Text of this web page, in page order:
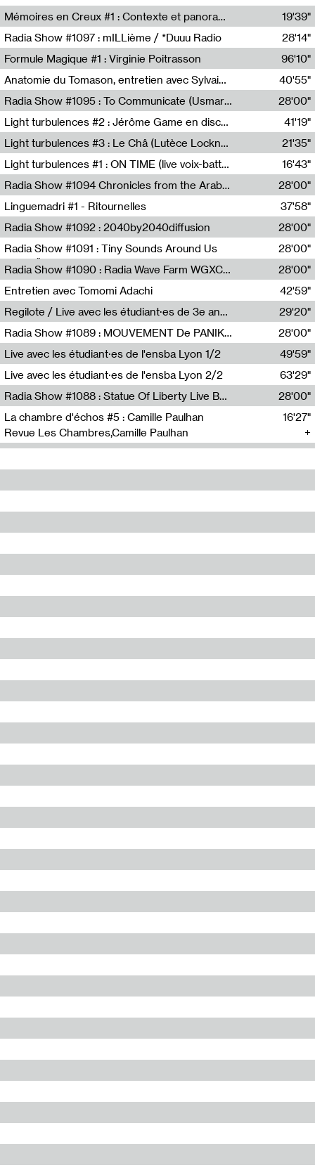
Sophie Auger-Grappin
Mémoires en Creux #1 : Contexte et panorama
Sophie Auger-Grappin
19'39"
Radia Show #1097 : mILLième / *Duuu Radio
28'14"
Formule Magique #1 : Virginie Poitrasson
Nathalie Lacroix,Virginie Poitrasson
96'10"
Anatomie du Tomason, entretien avec Sylvain Cardonnel
Loraine Baud,Sylvain Cardonnel
40'55"
Radia Show #1095 : To Communicate (Usmaradio)
Usmaradio
28'00"
Light turbulences #2 : Jérôme Game en discussion avec Thomas Corlin
41'19"
Light turbulences #3 : Le Châ (Lutèce Lockness)
Lutèce Lockness
21'35"
Light turbulences #1 : ON TIME (live voix-batterie) avec Jérôme Game & Jean-Michel Espitallier
Jérôme Game,Jean-Michel Espitallier
16'43"
Radia Show #1094 Chronicles from the Arab Cold War by Ghazi Barakat
Reboot.fm
28'00"
Linguemadri #1 - Ritournelles
Meris Angioletti
37'58"
Radia Show #1092 : 2040by2040diffusion
Diffusion FM
28'00"
Radia Show #1091 : Tiny Sounds Around Us
Radio Študent
28'00"
Radia Show #1090 : Radia Wave Farm WGXC Corey De Juan Sherrard Jr Startalk
Wave Farm
28'00"
Entretien avec Tomomi Adachi
Tomomi Adachi,Loraine Baud
42'59"
Regilote / Live avec les étudiant·es de 3e année de l'EMA
Nima Henryon,Athéna Noël,Amir Genillon,Ibourayane Ahmadi,Manelle Cherrih,Honorine Gibello,John Weeber,Manon Joseph
29'20"
Radia Show #1089 : MOUVEMENT De PANIK (Radio Panik)
Radio Panik
28'00"
Live avec les étudiant·es de l'ensba Lyon 1/2
49'59"
Live avec les étudiant·es de l'ensba Lyon 2/2
63'29"
Radia Show #1088 : Statue Of Liberty Live By Ed Baxter (Resonance)
Resonance
28'00"
La chambre d'échos #5 : Camille Paulhan
Revue Les Chambres,Camille Paulhan
16'27"